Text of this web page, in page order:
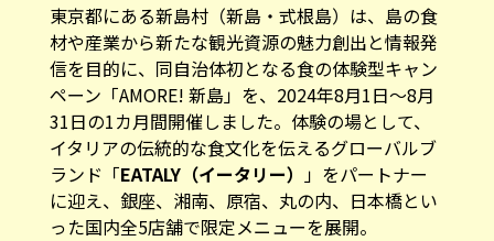
東京都にある新島村（新島・式根島）は、島の食
材や産業から新たな観光資源の魅力創出と情報発
信を目的に、同自治体初となる食の体験型キャン
ペーン「AMORE! 新島」を、2024年8月1日～8月
31日の1カ月間開催しました。体験の場として、
イタリアの伝統的な食文化を伝えるグローバルブ
ランド「EATALY（イータリー）
」をパートナー
に迎え、銀座、湘南、原宿、丸の内、日本橋とい
った国内全5店舗で限定メニューを展開。